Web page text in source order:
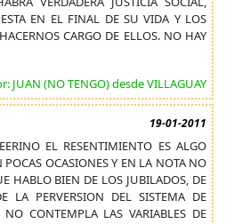
EN EL FINAL DE SU VIDA Y LOS
CARGO DE ELLOS. NO HAY
JUAN (NO TENGO) desde VILLAGUAY
19-01-2011
EL RESENTIMIENTO ES ALGO
OCASIONES Y EN LA NOTA NO
HABLO BIEN DE LOS JUBILADOS, DE
LA PERVERSION DEL SISTEMA DE
CONTEMPLA LAS VARIABLES DE